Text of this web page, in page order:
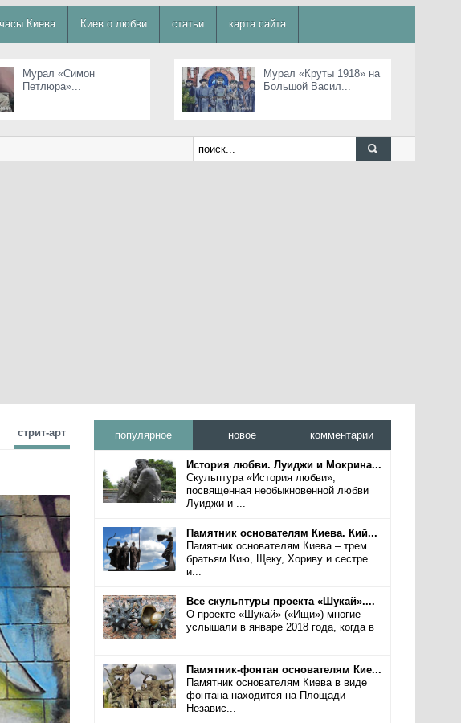
часы Киева Киев о любви статьи карта сайта
Мурал «Симон
Петлюра»...
Мурал «Круты 1918» на
Большой Васил...
стрит-арт популярное новое комментарии
История любви. Луиджи и Мокрина...
Скульптура «История любви»,
посвященная необыкновенной любви
Луиджи и ...
Памятник основателям Киева. Кий...
Памятник основателям Киева – трем
братьям Кию, Щеку, Хориву и сестре
и...
Все скульптуры проекта «Шукай»....
О проекте «Шукай» («Ищи») многие
услышали в январе 2018 года, когда в
...
Памятник-фонтан основателям Кие...
Памятник основателям Киева в виде
фонтана находится на Площади
Независ...